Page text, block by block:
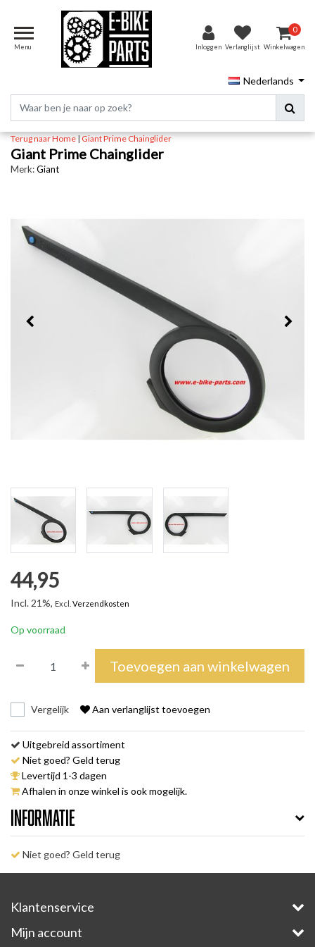
Menu Inloggen Verlanglijst
0
Winkelwagen
Nederlands
Terug naar Home|Giant Prime Chainglider
Giant Prime Chainglider
Merk:Giant
44,95
Incl. 21%, Excl. Verzendkosten
Op voorraad
Toevoegen aan winkelwagen
Vergelijk Aan verlanglijst toevoegen
Uitgebreid assortiment
Niet goed? Geld terug
Levertijd 1-3 dagen
Afhalen in onze winkel is ook mogelijk.
Informatie
Niet goed? Geld terug
Klantenservice
Mijn account